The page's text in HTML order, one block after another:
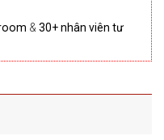
& 30+ nhân viên tư